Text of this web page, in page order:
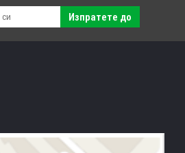
Изпратете до